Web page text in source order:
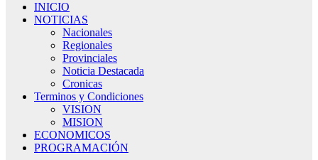
INICIO
NOTICIAS
Nacionales
Regionales
Provinciales
Noticia Destacada
Cronicas
Terminos y Condiciones
VISION
MISION
ECONOMICOS
PROGRAMACIÓN